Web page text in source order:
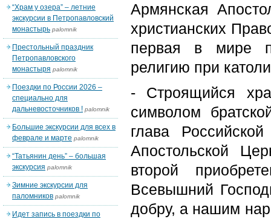
Армянская
христианских
первая в мире
религию при
- Строящийся
символом
глава
Апостольской
второй
Всевышний
добру, а нашим
“Храм у озера” – летние
экскурсии в Петропавловский
монастырь palomnik
Престольный праздник
Петропавловского
монастыря palomnik
Поездки по России 2026 –
специально для
дальневосточников ! palomnik
Большие экскурсии для всех в
феврале и марте palomnik
“Татьянин день” – большая
экскурсия palomnik
Зимние экскурсии для
паломников palomnik
Идет запись в поездки по